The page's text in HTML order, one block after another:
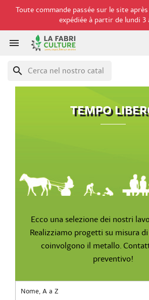
Toute commande passée sur le site
expédiée à partir de lundi 3

search
TEMPO
Ecco una selezione dei nostri
Realizziamo progetti su misura
coinvolgono il metallo.
preventivo!
Nome, A a Z